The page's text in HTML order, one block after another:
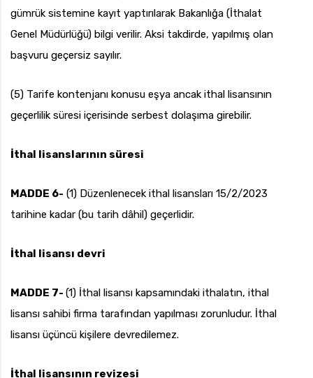
gümrük sistemine kayıt yaptırılarak Bakanlığa (İthalat
Genel Müdürlüğü) bilgi verilir. Aksi takdirde, yapılmış olan
başvuru geçersiz sayılır.
(5) Tarife kontenjanı konusu eşya ancak ithal lisansının
geçerlilik süresi içerisinde serbest dolaşıma girebilir.
İthal lisanslarının süresi
MADDE 6- (1) Düzenlenecek ithal lisansları 15/2/2023
tarihine kadar (bu tarih dâhil) geçerlidir.
İthal lisansı devri
MADDE 7- (1) İthal lisansı kapsamındaki ithalatın, ithal
lisansı sahibi firma tarafından yapılması zorunludur. İthal
lisansı üçüncü kişilere devredilemez.
İthal lisansının revizesi